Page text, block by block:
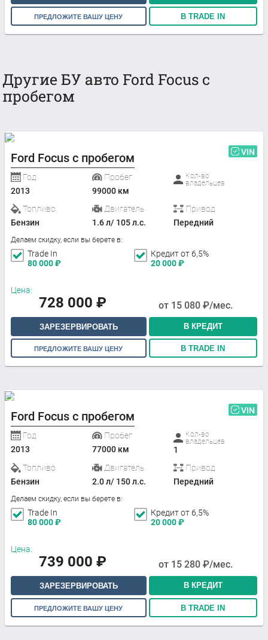
ПРЕДЛОЖИТЕ ВАШУ ЦЕНУ В TRADE IN
Другие БУ авто Ford Focus с
пробегом
Ford Focus с пробегом VIN
Год
2013
Пробег
99000 км
Кол-во
владельцев
Топливо
Бензин
Двигатель
1.6 л/ 105 л.с.
Привод
Передний
Делаем скидку, если вы берете в:
Trade In
80 000₽
Кредит от 6,5%
20 000₽
Цена:
728 000 ₽ от 15 080 ₽/мес.
ЗАРЕЗЕРВИРОВАТЬ В КРЕДИТ
ПРЕДЛОЖИТЕ ВАШУ ЦЕНУ В TRADE IN
Ford Focus с пробегом VIN
Год
2013
Пробег
77000 км
Кол-во
владельцев
1
Топливо
Бензин
Двигатель
2.0 л/ 150 л.с.
Привод
Передний
Делаем скидку, если вы берете в:
Trade In
80 000₽
Кредит от 6,5%
20 000₽
Цена:
739 000 ₽ от 15 280 ₽/мес.
ЗАРЕЗЕРВИРОВАТЬ В КРЕДИТ
ПРЕДЛОЖИТЕ ВАШУ ЦЕНУ В TRADE IN